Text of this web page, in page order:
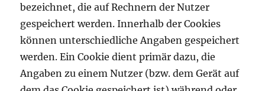
bezeichnet, die auf Rechnern der Nutzer
gespeichert werden. Innerhalb der Cookies
können unterschiedliche Angaben gespeichert
werden. Ein Cookie dient primär dazu, die
Angaben zu einem Nutzer (bzw. dem Gerät auf